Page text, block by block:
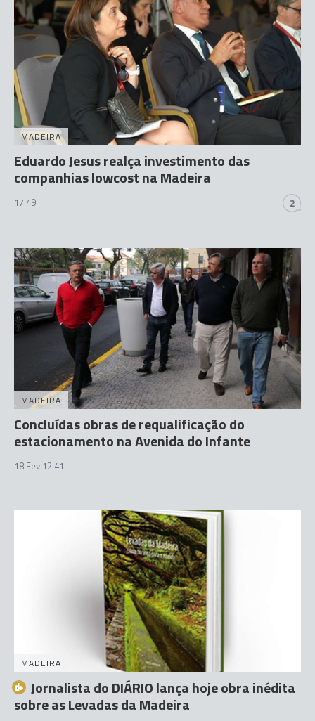
MADEIRA
Eduardo Jesus realça investimento das
companhias lowcost na Madeira
17:49 2
MADEIRA
Concluídas obras de requalificação do
estacionamento na Avenida do Infante
18 Fev 12:41
MADEIRA
Jornalista do DIÁRIO lança hoje obra inédita
sobre as Levadas da Madeira